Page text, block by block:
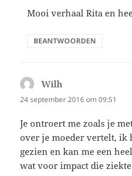
Mooi verhaal Rita en
BEANTWOORDEN
Wilh
24 september 2016 om 09:51
Je ontroert me zoals je
over je moeder vertelt, ik
gezien en kan me een
wat voor impact die